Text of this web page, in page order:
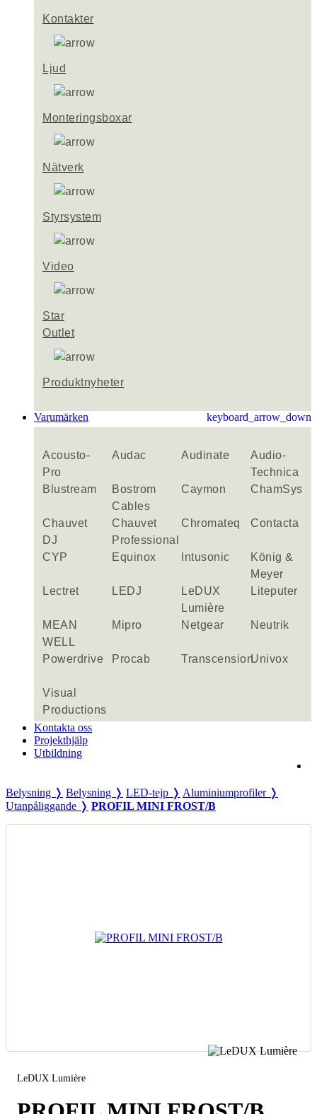
Kontakter
Ljud
Monteringsboxar
Nätverk
Styrsystem
Video
Star
Outlet
Produktnyheter
Varumärken keyboard_arrow_down
Acousto-
Pro
Audac Audinate
Audio-
Technica
Blustream
Bostrom
Cables
Caymon ChamSys
Chauvet
DJ
Chauvet
Professional
Chromateq Contacta
CYP Equinox Intusonic
König &
Meyer
Lectret
LEDJ
LeDUX
Lumière
Liteputer
MEAN
WELL
Mipro Netgear Neutrik
Powerdrive Procab TranscensionUnivox
Visual
Productions
Kontakta oss
Projekthjälp
Utbildning
Belysning ❭ Belysning ❭ LED-tejp ❭ Aluminiumprofiler ❭
Utanpåliggande ❭ PROFIL MINI FROST/B
LeDUX Lumière